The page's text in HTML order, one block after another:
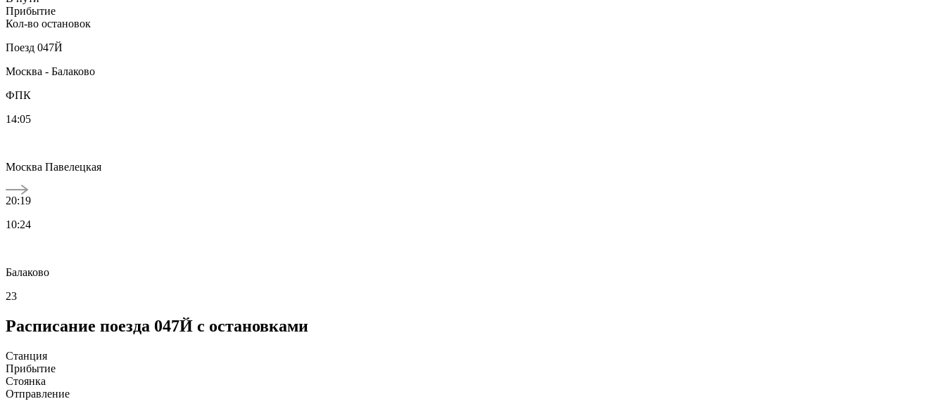
Прибытие
Кол-во остановок
Поезд 047Й
Москва - Балаково
ФПК
14:05
Москва Павелецкая
20:19
10:24
Балаково
23
Расписание поезда 047Й с остановками
Станция
Прибытие
Стоянка
Отправление